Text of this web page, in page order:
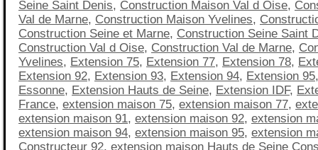
Seine Saint Denis, Construction Maison Val d Oise,
Val de Marne, Construction Maison Yvelines,
Construction Seine et Marne, Construction Seine Saint
Construction Val d Oise, Construction Val de Marne,
Yvelines, Extension 75, Extension 77, Extension 78,
Extension 92, Extension 93, Extension 94, Extension 95
Essonne, Extension Hauts de Seine, Extension IDF,
France, extension maison 75, extension maison 77,
extension maison 91, extension maison 92, extension
extension maison 94, extension maison 95, extension
Constructeur 92, extension maison Hauts de Seine